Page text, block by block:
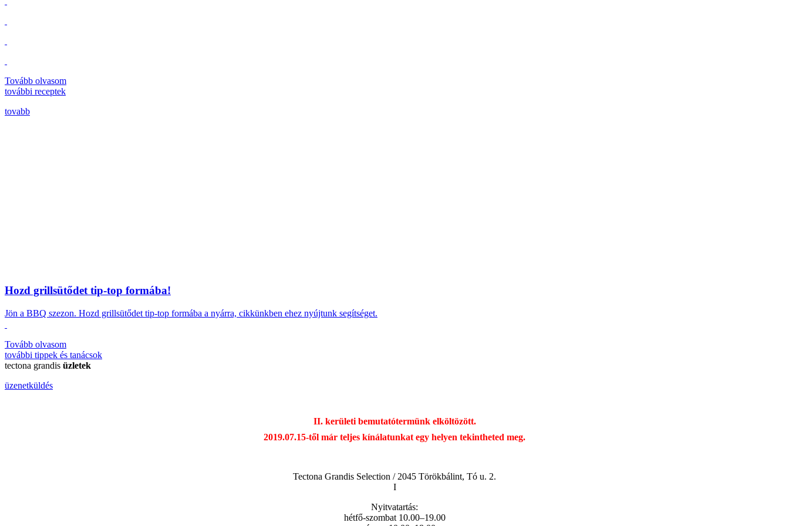
Tovább olvasom
további receptek
tovabb
Hozd grillsütődet tip-top formába!
Jön a BBQ szezon. Hozd grillsütődet tip-top formába a nyárra, cikkünkben ehez nyújtunk segítséget.
Tovább olvasom
további tippek és tanácsok
tectona grandis üzletek
üzenetküldés
II. kerületi bemutatótermünk elköltözött.
2019.07.15-től már teljes kínálatunkat egy helyen tekintheted meg.
Tectona Grandis Selection / 2045 Törökbálint, Tó u. 2.
I
Nyitvatartás:
hétfő-szombat 10.00–19.00